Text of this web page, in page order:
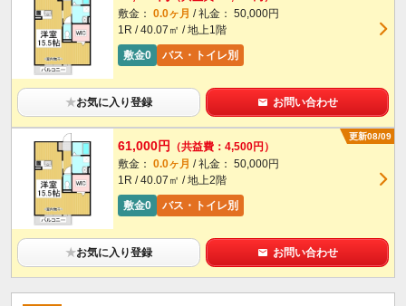
敷金： 0.0ヶ月 / 礼金： 50,000円
1R / 40.07㎡ / 地上1階
敷金0
バス・トイレ別
★お気に入り登録 お問い合わせ
更新08/09
61,000円
（共益費：4,500円）
敷金： 0.0ヶ月 / 礼金： 50,000円
1R / 40.07㎡ / 地上2階
敷金0
バス・トイレ別
★お気に入り登録 お問い合わせ